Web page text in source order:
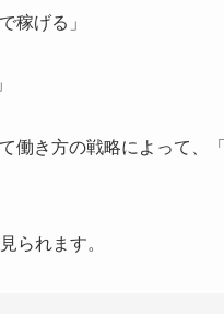
稼げる」
働き方の戦略によって、
られます。